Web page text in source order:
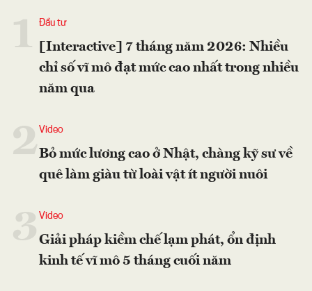
Đầu tư
[Interactive] 7 tháng năm 2026: Nhiều
chỉ số vĩ mô đạt mức cao nhất trong nhiều
năm qua
2Video
Bỏ mức lương cao ở Nhật, chàng kỹ sư về
quê làm giàu từ loài vật ít người nuôi
Video
Giải pháp kiềm chế lạm phát, ổn định
kinh tế vĩ mô 5 tháng cuối năm